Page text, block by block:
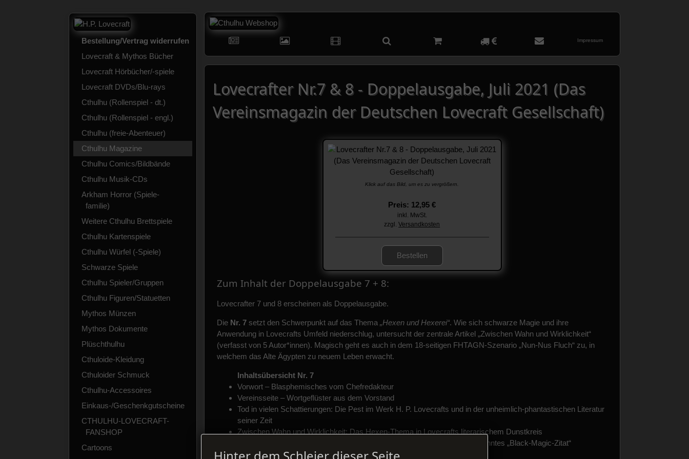
Bestellung/Vertrag widerrufen
Lovecraft & Mythos Bücher
Lovecraft Hörbücher/-spiele
Lovecraft DVDs/Blu-rays
Cthulhu (Rollenspiel - dt.)
Cthulhu (Rollenspiel - engl.)
Cthulhu (freie-Abenteuer)
Cthulhu Magazine
Cthulhu Comics/Bildbände
Cthulhu Musik-CDs
Arkham Horror (Spiele-
familie)
Weitere Cthulhu Brettspiele
Cthulhu Kartenspiele
Cthulhu Würfel (-Spiele)
Schwarze Spiele
Cthulhu Spieler/Gruppen
Cthulhu Figuren/Statuetten
Mythos Münzen
Mythos Dokumente
Plüschthulhu
Cthuloide-Kleidung
Cthuloider Schmuck
Cthulhu-Accessoires
Einkaus-/Geschenkgutscheine
CTHULHU-LOVECRAFT-
FANSHOP
Cartoons
Impressum
Lovecrafter Nr.7 & 8 - Doppelausgabe, Juli 2021 (Das
Vereinsmagazin der Deutschen Lovecraft Gesellschaft)
Klick auf das Bild, um es zu vergrößern.
Preis: 12,95 €
inkl. MwSt.
zzgl.Versandkosten
Bestellen
Zum Inhalt der Doppelausgabe 7 + 8:
Lovecrafter 7 und 8 erscheinen als Doppelausgabe.
Die Nr. 7setzt den Schwerpunkt auf das Thema „Hexen und Hexerei“. Wie sich schwarze Magie und ihre
Anwendung in Lovecrafts Umfeld niederschlug, untersucht der zentrale Artikel „Zwischen Wahn und Wirklichkeit“
(verfasst von 5 Autor*innen). Magisch geht es auch in dem 18-seitigen FHTAGN-Szenario „Nun-Nus Fluch“ zu, in
welchem das Alte Ägypten zu neuem Leben erwacht.
Inhaltsübersicht Nr. 7
Vorwort – Blasphemisches vom Chefredakteur
Vereinsseite – Wortgeflüster aus dem Vorstand
Tod in vielen Schattierungen: Die Pest im Werk H. P. Lovecrafts und in der unheimlich-phantastischen Literatur
seiner Zeit
Zwischen Wahn und Wirklichkeit: Das Hexen-Thema in Lovecrafts literarischem Dunstkreis
Unter den Beschwörungen der Schwarzen Magie: Über Lovecrafts sogenanntes „Black-Magic-Zitat“
Das nihilistische Eigenheim: „I am Providence“ am Staatstheater Kassel
Hinter dem Schleier dieser Seite